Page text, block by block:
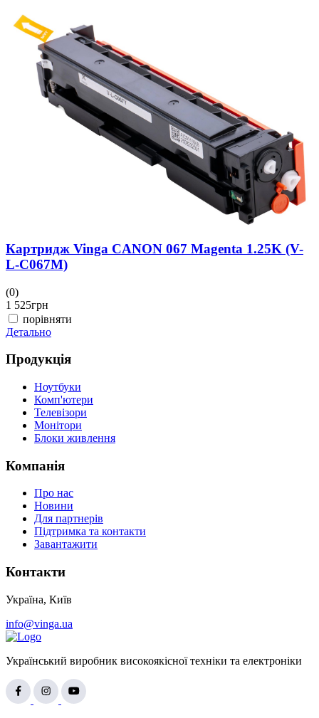
Картридж Vinga CANON 067 Magenta 1.25K (V-
L-C067M)
(0)
1 525грн
порівняти
Детально
Продукція
Ноутбуки
Комп'ютери
Телевізори
Монітори
Блоки живлення
Компанія
Про нас
Новини
Для партнерів
Підтримка та контакти
Завантажити
Контакти
Україна, Київ
info@vinga.ua
Український виробник високоякісної техніки та електроніки